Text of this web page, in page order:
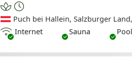
Puch bei Hallein, Salzburger
InternetInternet Sauna Pool